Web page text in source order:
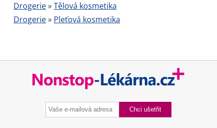
Drogerie»Tělová kosmetika
Drogerie» Pleťová kosmetika